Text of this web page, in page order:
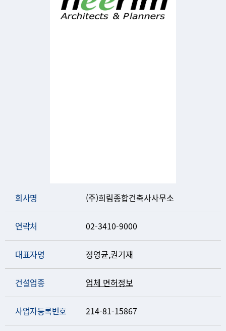
회사명 (주)희림종합건축사사무소
연락처 02-3410-9000
대표자명 정영균,권기재
건설업종 업체 면허정보
사업자등록번호 214-81-15867